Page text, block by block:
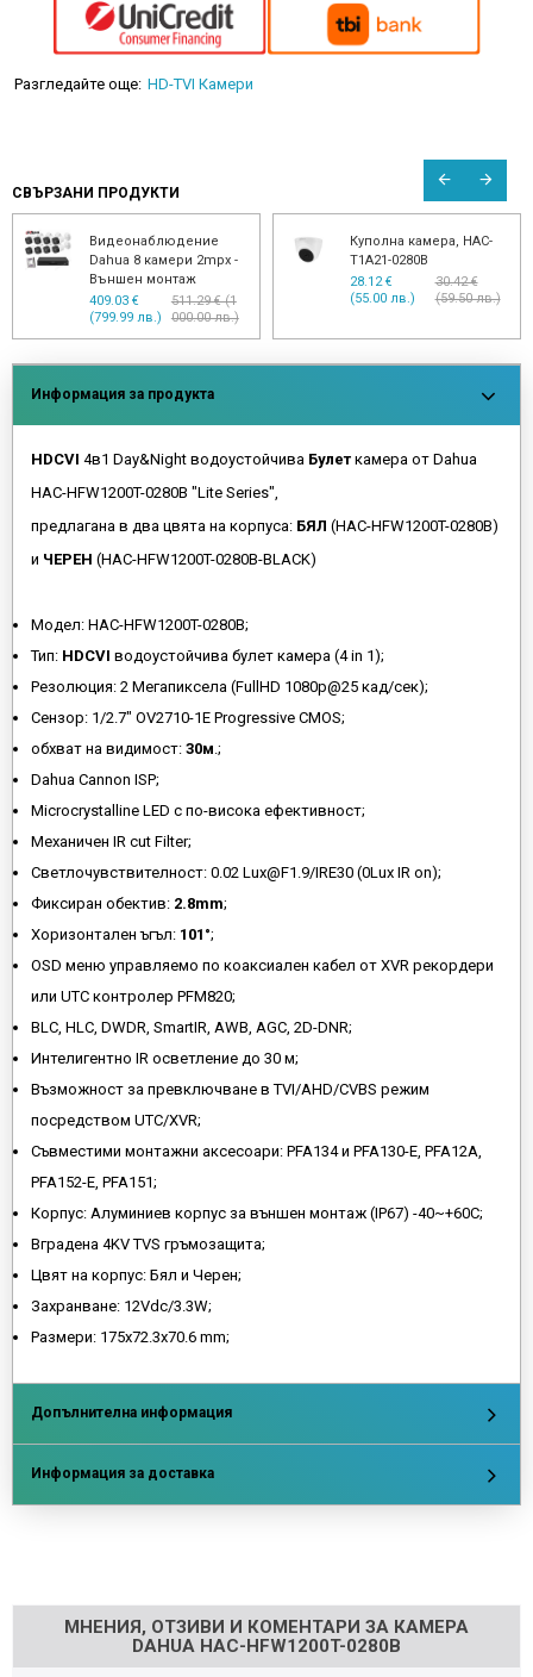
Разгледайте още: HD-TVI Камери
СВЪРЗАНИ ПРОДУКТИ
Видеонаблюдение
Dahua 8 камери 2mpx -
Външен монтаж
409.03 €
(799.99 лв.)
511.29 € (1
000.00 лв.)
Куполна камера, HAC-
T1A21-0280B
28.12 €
(55.00 лв.)
30.42 €
(59.50 лв.)
Информация за продукта
HDCVI 4в1 Day&Night водоустойчива Булет камера от Dahua
HAC-HFW1200T-0280B "Lite Series",
предлагана в два цвята на корпуса: БЯЛ (HAC-HFW1200T-0280B)
и ЧЕРЕН (HAC-HFW1200T-0280B-BLACK)
Модел: HAC-HFW1200T-0280B;
Тип: HDCVI водоустойчива булет камера (4 in 1);
Резолюция: 2 Мегапиксела (FullHD 1080p@25 кад/сек);
Сензор: 1/2.7" OV2710-1E Progressive CMOS;
обхват на видимост: 30м .;
Dahua Cannon ISP;
Microcrystalline LED с по-висока ефективност;
Механичен IR cut Filter;
Светлочувствителност: 0.02 Lux@F1.9/IRE30 (0Lux IR on);
Фиксиран обектив: 2.8mm;
Хоризонтален ъгъл: 101°;
OSD меню управляемо по коаксиален кабел от XVR рекордери
или UTC контролер PFM820;
BLC, HLC, DWDR, SmartIR, AWB, AGC, 2D-DNR;
Интелигентно IR осветление до 30 м;
Възможност за превключване в TVI/AHD/CVBS режим
посредством UTC/XVR;
Съвместими монтажни аксесоари: PFA134 и PFA130-E, PFA12A,
PFA152-E, PFA151;
Корпус: Алуминиев корпус за външен монтаж (IP67) -40~+60С;
Вградена 4KV TVS гръмозащита;
Цвят на корпус: Бял и Черен;
Захранване: 12Vdc/3.3W;
Размери: 175х72.3х70.6 mm;
Допълнителна информация
Информация за доставка
МНЕНИЯ, ОТЗИВИ И КОМЕНТАРИ ЗА КАМЕРА
DAHUA HAC-HFW1200T-0280B